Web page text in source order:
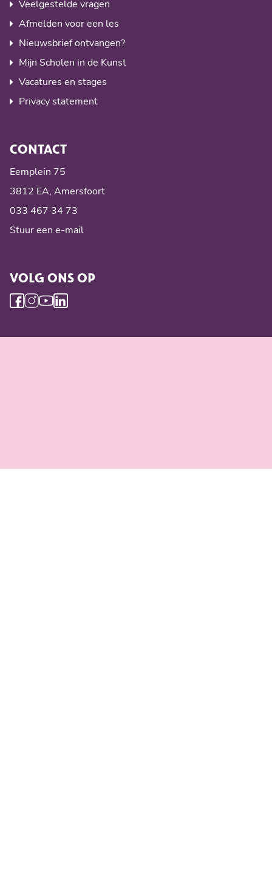
Veelgestelde vragen
Afmelden voor een les
Nieuwsbrief ontvangen?
Mijn Scholen in de Kunst
Vacatures en stages
Privacy statement
CONTACT
Eemplein 75
3812 EA, Amersfoort
033 467 34 73
Stuur een e-mail
VOLG ONS OP